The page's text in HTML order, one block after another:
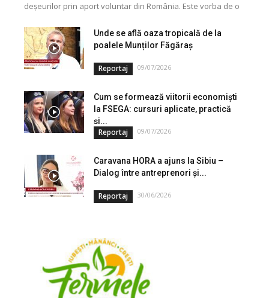
deșeurilor prin aport voluntar din România. Este vorba de o
Unde se află oaza tropicală de la
poalele Munților Făgăraș
Reportaj 09/07/2026
Cum se formează viitorii economiști
la FSEGA: cursuri aplicate, practică
și...
Reportaj 09/07/2026
Caravana HORA a ajuns la Sibiu –
Dialog între antreprenori și...
Reportaj 30/06/2026